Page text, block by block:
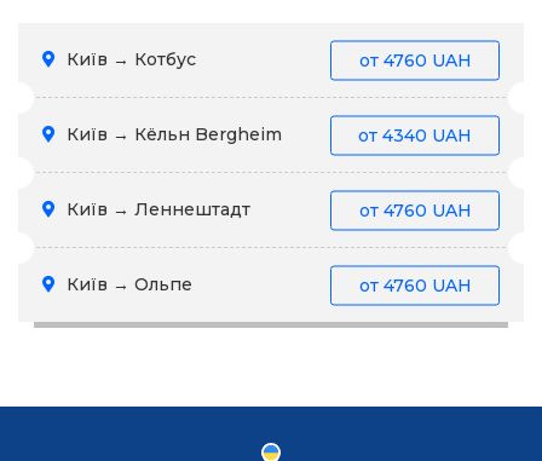
Київ → Котбус от 4760 UAH
Київ → Кёльн Bergheim от 4340 UAH
Київ → Леннештадт от 4760 UAH
Київ → Ольпе от 4760 UAH